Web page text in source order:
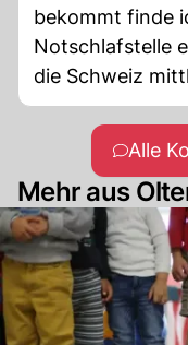
bekommt finde
Notschlafstelle
die Schweiz
Schande.
Alle
Mehr aus